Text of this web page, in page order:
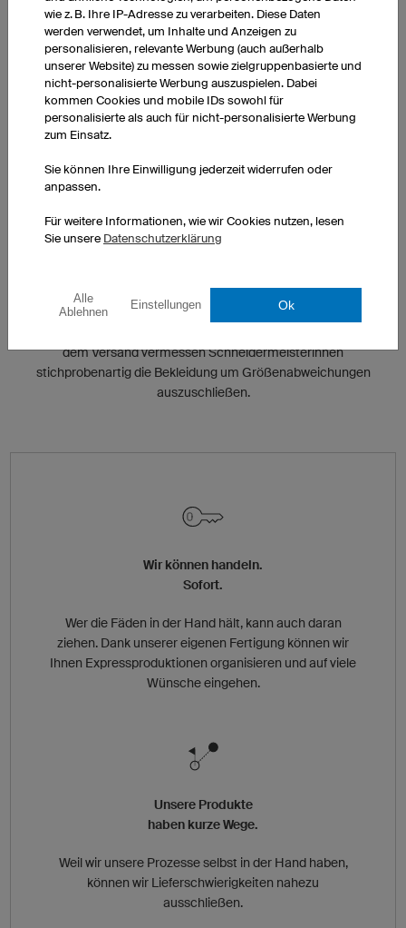
Die Qualität unserer Produkte wird während des gesamten
dem Versand vermessen Schneidermeisterinnen
stichprobenartig die Bekleidung um Größenabweichungen
auszuschließen.
Wir können handeln.
Sofort.
Wer die Fäden in der Hand hält, kann auch daran
ziehen. Dank unserer eigenen Fertigung können wir
Ihnen Expressproduktionen organisieren und auf viele
Wünsche eingehen.
Unsere Produkte
haben kurze Wege.
Weil wir unsere Prozesse selbst in der Hand haben,
können wir Lieferschwierigkeiten nahezu
ausschließen.
wie z. B. Ihre IP-Adresse zu verarbeiten. Diese Daten
werden verwendet, um Inhalte und Anzeigen zu
personalisieren, relevante Werbung (auch außerhalb
unserer Website) zu messen sowie zielgruppenbasierte und
nicht-personalisierte Werbung auszuspielen. Dabei
kommen Cookies und mobile IDs sowohl für
personalisierte als auch für nicht-personalisierte Werbung
zum Einsatz.
Sie können Ihre Einwilligung jederzeit widerrufen oder
anpassen.
Für weitere Informationen, wie wir Cookies nutzen, lesen
Sie unsere Datenschutzerklärung
Alle
Ablehnen
Einstellungen Ok